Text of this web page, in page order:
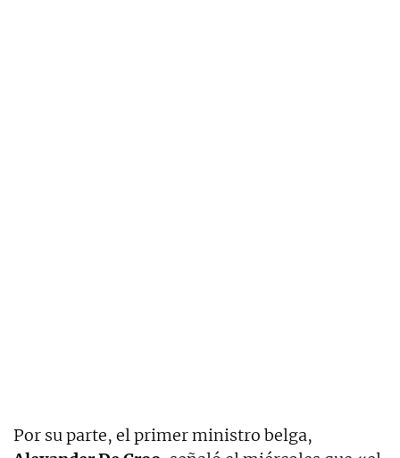
Por su parte, el primer ministro belga,